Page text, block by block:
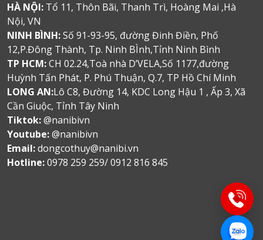
HÀ NỘI: Tổ 11, Thôn Bãi, Thanh Trì, Hoàng Mai ,Hà
Nội, VN
NINH BÌNH:Số 91-93-95, đường Đinh Điền, Phố
12,P.Đông Thành, Tp. Ninh BÌnh,Tỉnh Ninh Bình
TP HCM:CH 02.24,Toà nhà D’VELA,Số 1177,đường
Huỳnh Tấn Phát, P. Phú Thuận, Q.7, TP Hồ Chí Minh
LONG AN:Lô C8, Đường 14, KDC Long Hậu 1 , Ấp 3, Xã
Cần Giuộc, Tỉnh Tây Ninh
Tiktok:@nanibivn
Youtube:@nanibivn
Email:dongcothuy@nanibi.vn
Hotline:0978 259 259/ 0912 816 845